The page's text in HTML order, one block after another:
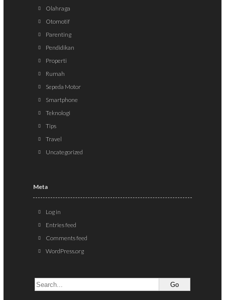
Olahraga
Otomotif
Parenting
Pendidikan
Properti
Rumah
Sepeda Motor
Smartphone
Teknologi
Tips
Travel
Uncategorized
Meta
Log in
Entries feed
Comments feed
WordPress.org